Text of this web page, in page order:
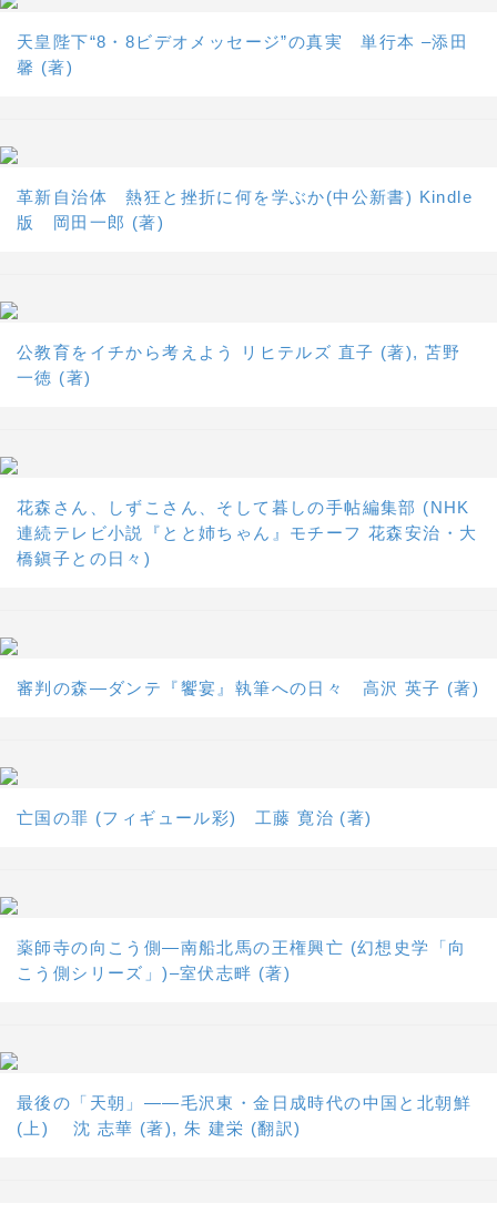
天皇陛下“8・8ビデオメッセージ”の真実 単行本 –添田
馨 (著)
革新自治体 熱狂と挫折に何を学ぶか(中公新書) Kindle
版 岡田一郎 (著)
公教育をイチから考えよう リヒテルズ 直子 (著), 苫野
一徳 (著)
花森さん、しずこさん、そして暮しの手帖編集部 (NHK
連続テレビ小説『とと姉ちゃん』モチーフ 花森安治・大
橋鎭子との日々)
審判の森―ダンテ『饗宴』執筆への日々 高沢 英子 (著)
亡国の罪 (フィギュール彩) 工藤 寛治 (著)
薬師寺の向こう側―南船北馬の王権興亡 (幻想史学「向
こう側シリーズ」)–室伏志畔 (著)
最後の「天朝」――毛沢東・金日成時代の中国と北朝鮮
(上) 沈 志華 (著), 朱 建栄 (翻訳)